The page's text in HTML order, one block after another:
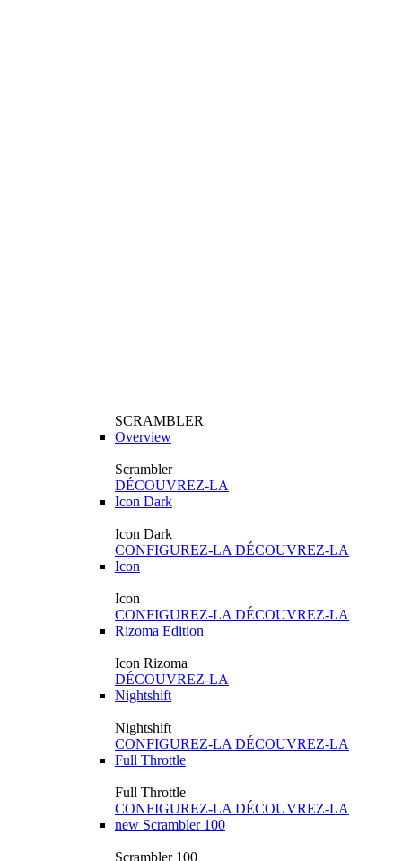
SCRAMBLER
Overview
Scrambler
DÉCOUVREZ-LA
Icon Dark
Icon Dark
CONFIGUREZ-LA DÉCOUVREZ-LA
Icon
Icon
CONFIGUREZ-LA DÉCOUVREZ-LA
Rizoma Edition
Icon Rizoma
DÉCOUVREZ-LA
Nightshift
Nightshift
CONFIGUREZ-LA DÉCOUVREZ-LA
Full Throttle
Full Throttle
CONFIGUREZ-LA DÉCOUVREZ-LA
new Scrambler 100
Scrambler 100